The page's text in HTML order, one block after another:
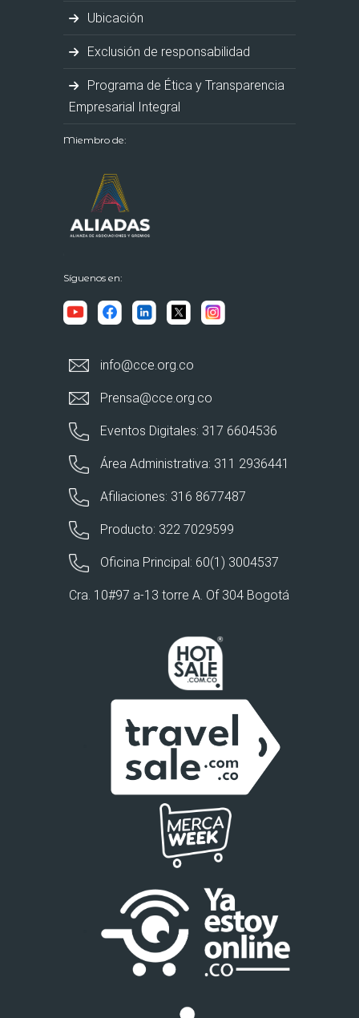
Ubicación
Exclusión de responsabilidad
Programa de Ética y Transparencia
Empresarial Integral
Miembro de:
Síguenos en:
info@cce.org.co
Prensa@cce.org.co
Eventos Digitales: 317 6604536
Área Administrativa: 311 2936441
Afiliaciones: 316 8677487
Producto: 322 7029599
Oficina Principal: 60(1) 3004537
Cra. 10#97 a-13 torre A. Of 304 Bogotá